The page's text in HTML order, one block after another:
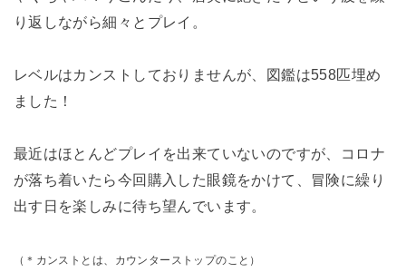
り返しながら細々とプレイ。
レベルはカンストしておりませんが、図鑑は558匹埋め
ました！
最近はほとんどプレイを出来ていないのですが、コロナ
が落ち着いたら今回購入した眼鏡をかけて、冒険に繰り
出す日を楽しみに待ち望んでいます。
（＊カンストとは、カウンターストップのこと）